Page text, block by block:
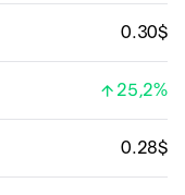
0.30$
25,2%
0.28$